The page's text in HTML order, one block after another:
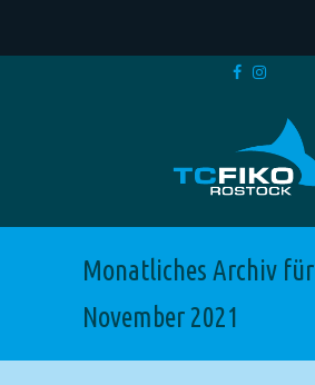
Monatliches Archiv für
November 2021